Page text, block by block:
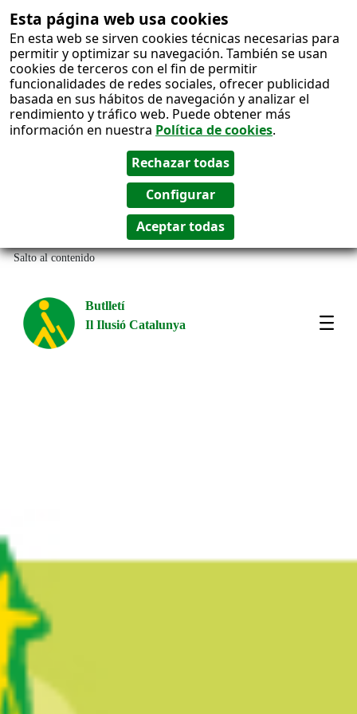
Esta página web usa cookies
En esta web se sirven cookies técnicas necesarias para
permitir y optimizar su navegación. También se usan
cookies de terceros con el fin de permitir
funcionalidades de redes sociales, ofrecer publicidad
basada en sus hábitos de navegación y analizar el
rendimiento y tráfico web. Puede obtener más
información en nuestra Política de cookies.
Salto al contenido
Butlletí
Il Ilusió Catalunya